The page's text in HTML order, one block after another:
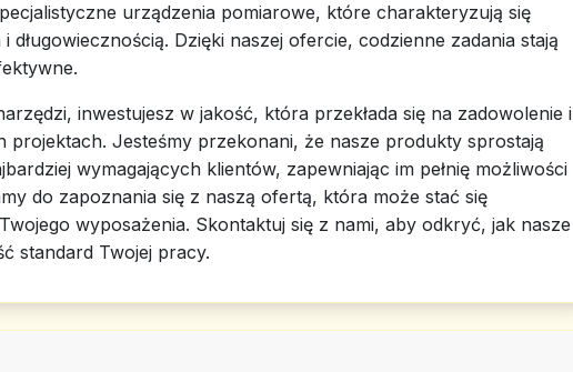
urządzenia pomiarowe, które charakteryzują się
długowiecznością. Dzięki naszej ofercie, codzienne zadania stają
inwestujesz w jakość, która przekłada się na zadowolenie i
projektach. Jesteśmy przekonani, że nasze produkty sprostają
wymagających klientów, zapewniając im pełnię możliwości
do zapoznania się z naszą ofertą, która może stać się
wyposażenia. Skontaktuj się z nami, aby odkryć, jak nasze
standard Twojej pracy.